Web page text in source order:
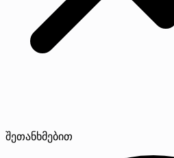
შეთანხმებით